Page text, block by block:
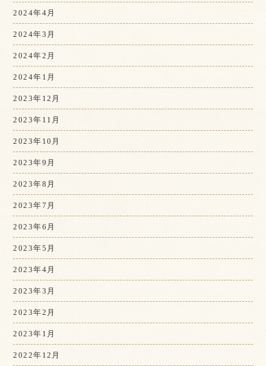
2024年4月
2024年3月
2024年2月
2024年1月
2023年12月
2023年11月
2023年10月
2023年9月
2023年8月
2023年7月
2023年6月
2023年5月
2023年4月
2023年3月
2023年2月
2023年1月
2022年12月